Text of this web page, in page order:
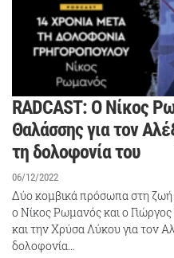
RADCAST: Ο Νίκος
Θαλάσσης για τον
τη δολοφονία του
06/12/2022
Δύο κομβικά πρόσωπα στη
ο Νίκος Ρωμανός και ο
και την Χρύσα Λύκου για τον
δολοφονία…